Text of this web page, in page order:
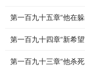
第一百九十五章“他在
第一百九十四章“新希望
第一百九十三章“他杀